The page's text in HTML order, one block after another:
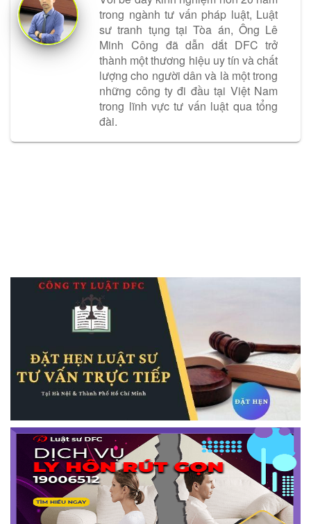
trong ngành tư vấn pháp luật, Luật
sư tranh tụng tại Tòa án, Ông Lê
Minh Công đã dẫn dắt DFC trở
thành một thương hiệu uy tín và chất
lượng cho người dân và là một trong
những công ty đi đầu tại Việt Nam
trong lĩnh vực tư vấn luật qua tổng
đài.